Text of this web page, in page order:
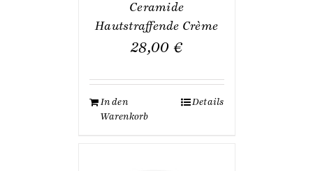
Ceramide
Hautstraffende Crème
28,00 €
In den
Warenkorb
Details